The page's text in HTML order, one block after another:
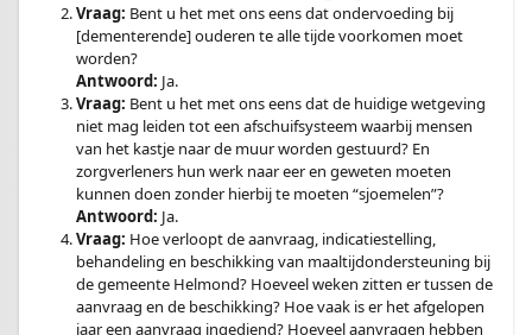
Vraag: Bent u het met ons eens dat ondervoeding bij
[dementerende] ouderen te alle tijde voorkomen moet
worden?
Antwoord: Ja.
Vraag: Bent u het met ons eens dat de huidige wetgeving
niet mag leiden tot een afschuifsysteem waarbij mensen
van het kastje naar de muur worden gestuurd? En
zorgverleners hun werk naar eer en geweten moeten
kunnen doen zonder hierbij te moeten “sjoemelen”?
Antwoord: Ja.
Vraag: Hoe verloopt de aanvraag, indicatiestelling,
behandeling en beschikking van maaltijdondersteuning bij
de gemeente Helmond? Hoeveel weken zitten er tussen de
aanvraag en de beschikking? Hoe vaak is er het afgelopen
jaar een aanvraag ingediend? Hoeveel aanvragen hebben